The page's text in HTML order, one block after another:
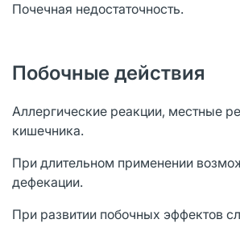
Почечная недостаточность.
Побочные действия
Аллергические реакции, местные
кишечника.
При длительном применении
дефекации.
При развитии побочных эффектов